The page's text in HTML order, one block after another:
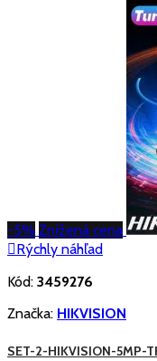
-5% Znížená cena
Rýchly náhľad
Kód: 3459276
Značka: HIKVISION
SET-2-HIKVISION-5MP-